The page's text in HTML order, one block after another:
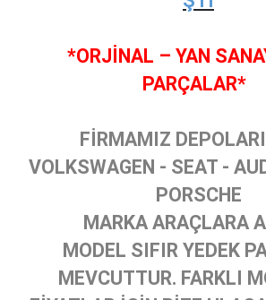
*ORJİNAL – YAN
PARÇALAR*
FİRMAMIZ
VOLKSWAGEN - SEAT -
PORSCHE
MARKA ARAÇLARA
MODEL SIFIR YEDEK
MEVCUTTUR. FARKLI